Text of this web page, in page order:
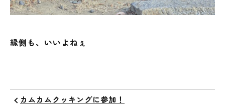
縁側も、いいよねぇ
カムカムクッキングに参加！